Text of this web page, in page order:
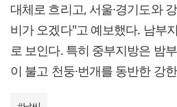
대체로 흐리고, 서울·경기도와
비가 오겠다"고 예보했다. 남부
로 보인다. 특히 중부지방은 밤
이 불고 천둥·번개를 동반한 강